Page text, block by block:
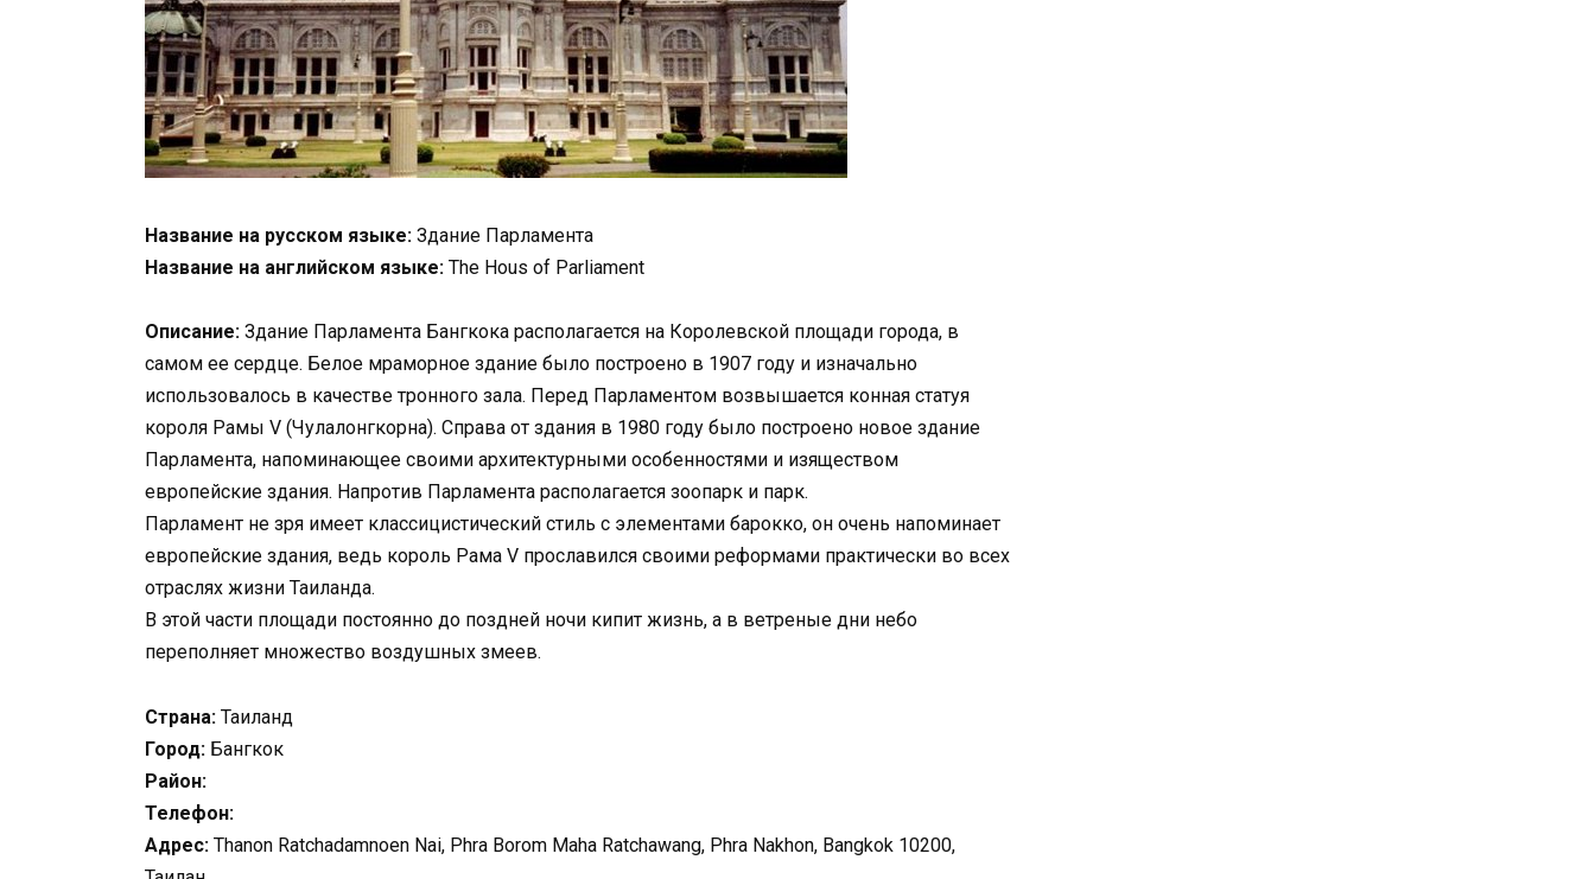
Название на русском языке: Здание Парламента
Название на английском языке: The Hous of Parliament
Описание: Здание Парламента Бангкока располагается на Королевской площади города, в
самом ее сердце. Белое мраморное здание было построено в 1907 году и изначально
использовалось в качестве тронного зала. Перед Парламентом возвышается конная статуя
короля Рамы V (Чулалонгкорна). Справа от здания в 1980 году было построено новое здание
Парламента, напоминающее своими архитектурными особенностями и изяществом
европейские здания. Напротив Парламента располагается зоопарк и парк.
Парламент не зря имеет классицистический стиль с элементами барокко, он очень напоминает
европейские здания, ведь король Рама V прославился своими реформами практически во всех
отраслях жизни Таиланда.
В этой части площади постоянно до поздней ночи кипит жизнь, а в ветреные дни небо
переполняет множество воздушных змеев.
Страна: Таиланд
Город: Бангкок
Район:
Телефон:
Адрес: Thanon Ratchadamnoen Nai, Phra Borom Maha Ratchawang, Phra Nakhon, Bangkok 10200,